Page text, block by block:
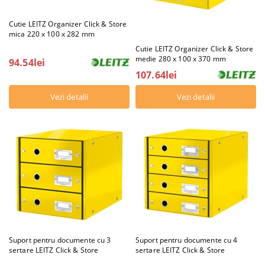
Cutie LEITZ Organizer Click & Store
mica 220 x 100 x 282 mm
94.54lei
Vezi detalii
Cutie LEITZ Organizer Click & Store
medie 280 x 100 x 370 mm
107.64lei
Vezi detalii
Suport pentru documente cu 3
sertare LEITZ Click & Store
Suport pentru documente cu 4
sertare LEITZ Click & Store